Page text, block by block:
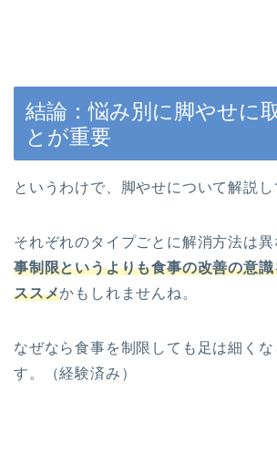
結論：悩み別に脚やせに
とが重要
というわけで、脚やせについて解説し
それぞれのタイプごとに解消方法は
事制限というよりも食事の改善の意
ススメかもしれませんね。
なぜなら食事を制限しても足は細く
す。（経験済み）